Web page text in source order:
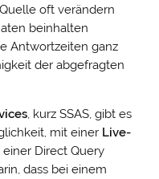
oft verändern
beinhalten
Antwortzeiten ganz
der abgefragten
, kurz SSAS, gibt es
mit einer Live-
Direct Query
dass bei einem